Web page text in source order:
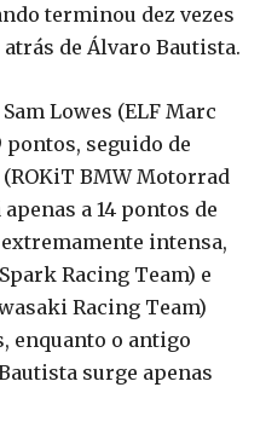
terminou dez vezes
de Álvaro Bautista.
Lowes (ELF Marc
pontos, seguido de
BMW Motorrad
a 14 pontos de
intensa,
Racing Team) e
Racing Team)
enquanto o antigo
surge apenas